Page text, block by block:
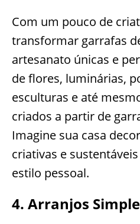
Com um pouco de
transformar garrafas
artesanato únicas e
de flores, luminárias,
esculturas e até
criados a partir de
Imagine sua casa
criativas e
estilo pessoal.
4. Arranjos